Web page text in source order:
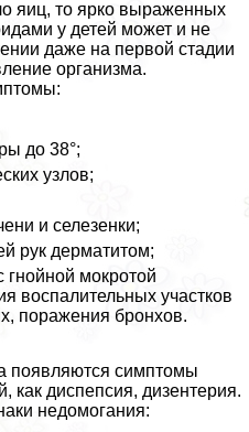
яиц, то ярко выраженных
у детей может и не
даже на первой стадии
организма.
до 38°;
узлов;
и селезенки;
рук дерматитом;
гнойной мокротой
воспалительных участков
поражения бронхов.
появляются симптомы
как диспепсия, дизентерия.
недомогания: